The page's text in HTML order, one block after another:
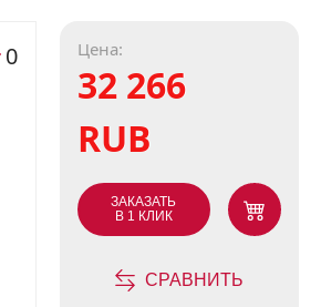
0 Цена:
32 266
RUB
ЗАКАЗАТЬ
В 1 КЛИК
СРАВНИТЬ